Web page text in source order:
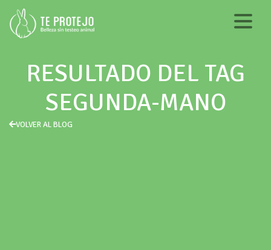
RESULTADO DEL TAG
SEGUNDA-MANO
VOLVER AL BLOG